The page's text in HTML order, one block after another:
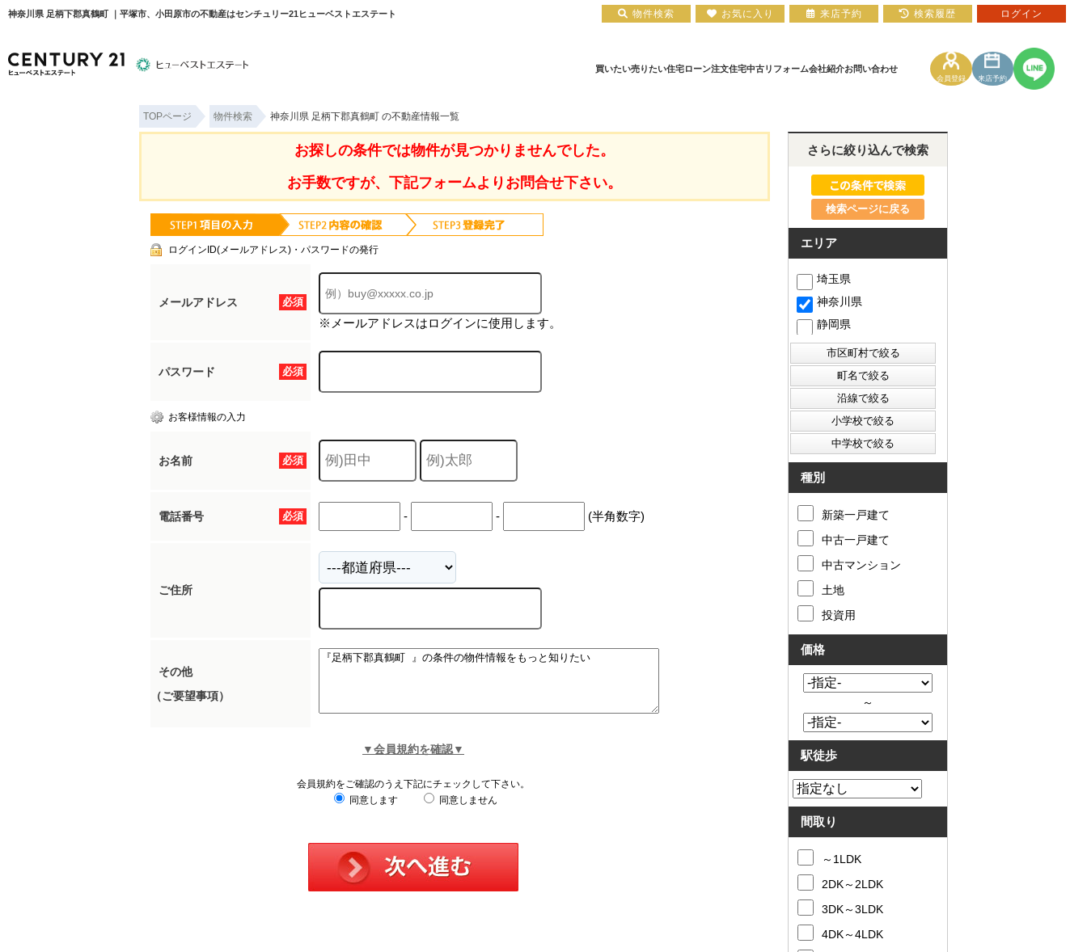
神奈川県 足柄下郡真鶴町 ｜平塚市、小田原市の不動産はセンチュリー21ヒューベストエステート
買いたい
物件検索 平塚エリア 小田原エリア
売りたい住宅ローン
住宅ローンについて 住宅ローン実績
注文住宅中古リフォーム会社紹介
会社概要 お知らせ
お問い合わせ
会員登録 来店予約
TOPページ 物件検索 神奈川県 足柄下郡真鶴町 の不動産情報一覧
お探しの条件では物件が見つかりませんでした。
お手数ですが、下記フォームよりお問合せ下さい。
ログインID(メールアドレス)・パスワードの発行
必須
メールアドレス
※メールアドレスはログインに使用します。
必須
パスワード
お客様情報の入力
必須
お名前
必須
電話番号 - - (半角数字)
ご住所
その他
（ご要望事項）
▼会員規約を確認▼
会員規約をご確認のうえ下記にチェックして下さい。
同意します
同意しません
さらに絞り込んで検索
検索ページに戻る
エリア
埼玉県
神奈川県
静岡県
種別
新築一戸建て
中古一戸建て
中古マンション
土地
投資用
価格
～
駅徒歩
間取り
～1LDK
2DK～2LDK
3DK～3LDK
4DK～4LDK
物件検索 お気に入り 来店予約 検索履歴 ログイン